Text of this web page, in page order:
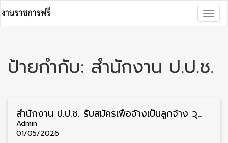
to
content
ป้ายกำกับ: สำนักงาน ป.ป.ช.
สำนักงาน ป.ป.ช. รับสมัครเพื่อจ้างเป็นลูกจ้าง วุฒิ ปวส. 8 อัตรา รับสมัคร 1 – 15 พฤษภาคม
Admin
01/05/2026